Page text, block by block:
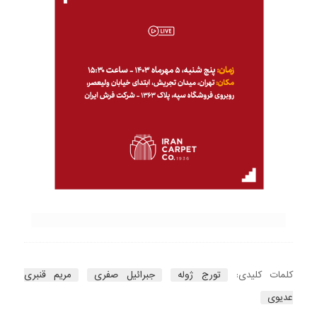
کلمات کلیدی: تورج ژوله جبرائیل صفری
مریم قنبری
عدیوی